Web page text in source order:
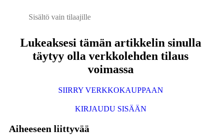
Sisältö vain tilaajille
Lukeaksesi tämän artikkelin sinulla
täytyy olla verkkolehden tilaus
voimassa
SIIRRY VERKKOKAUPPAAN
KIRJAUDU SISÄÄN
Aiheeseen liittyvää